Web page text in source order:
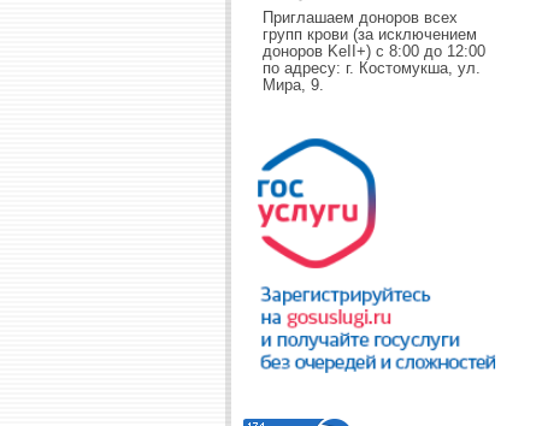
Приглашаем доноров всех
групп крови (за исключением
доноров KeII+) с 8:00 до 12:00
по адресу: г. Костомукша, ул.
Мира, 9.